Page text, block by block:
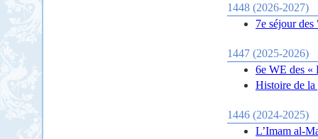
1448 (2026-2027)
7e séjour
1447 (2025-2026)
6e WE des «
Histoire de
1446 (2024-2025)
L’Imam al-